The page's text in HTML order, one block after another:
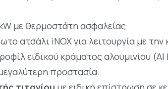
με θερμοστάτη ασφαλείας
ατσάλι iNOX για λειτουργία με
ειδικού κράματος αλουμινίου
προστασία.